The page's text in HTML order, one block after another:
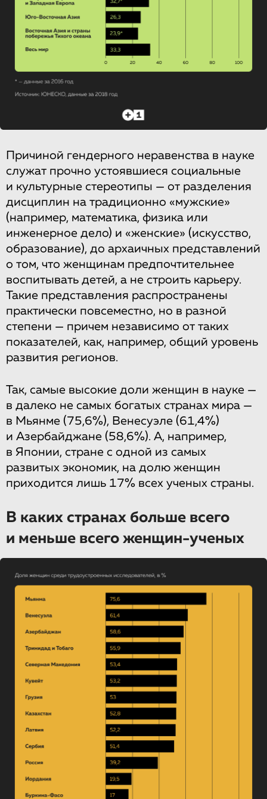
Причиной гендерного неравенства в науке
служат прочно устоявшиеся социальные
и культурные стереотипы — от разделения
дисциплин на традиционно «мужские»
(например, математика, физика или
инженерное дело) и «женские» (искусство,
образование), до архаичных представлений
о том, что женщинам предпочтительнее
воспитывать детей, а не строить карьеру.
Такие представления распространены
практически повсеместно, но в разной
степени — причем независимо от таких
показателей, как, например, общий уровень
развития регионов.
Так, самые высокие доли женщин в науке —
в далеко не самых богатых странах мира —
в Мьянме (75,6%), Венесуэле (61,4%)
и Азербайджане (58,6%). А, например,
в Японии, стране с одной из самых
развитых экономик, на долю женщин
приходится лишь 17% всех ученых страны.
В каких странах больше всего
и меньше всего женщин-ученых